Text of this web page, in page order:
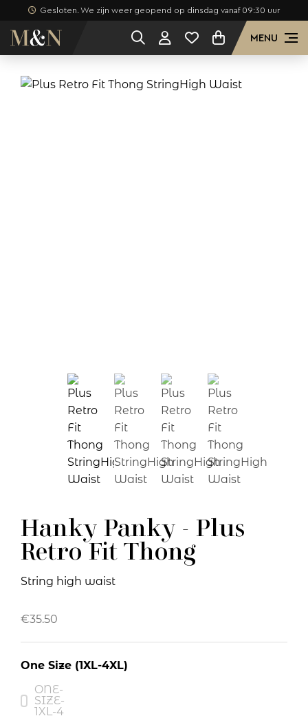
Gesloten. We zijn weer geopend op dinsdag vanaf 09:30 uur
MENU
Hanky Panky - Plus
Retro Fit Thong
String high waist
€35.50
One Size (1XL-4XL)
ONE-
SIZE-
1XL-4